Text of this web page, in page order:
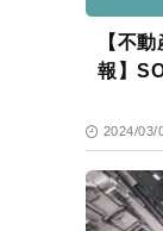
【不
報】
2024/03/